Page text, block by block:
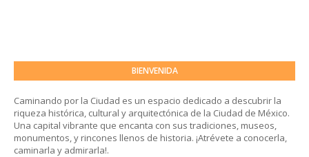
BIENVENIDA
Caminando por la Ciudad es un espacio dedicado a descubrir la
riqueza histórica, cultural y arquitectónica de la Ciudad de México.
Una capital vibrante que encanta con sus tradiciones, museos,
monumentos, y rincones llenos de historia. ¡Atrévete a conocerla,
caminarla y admirarla!.